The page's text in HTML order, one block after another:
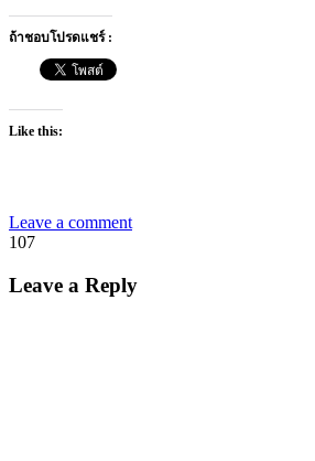
ถ้าชอบโปรดแชร์ :
Like this:
Leave a comment
107
Leave a Reply